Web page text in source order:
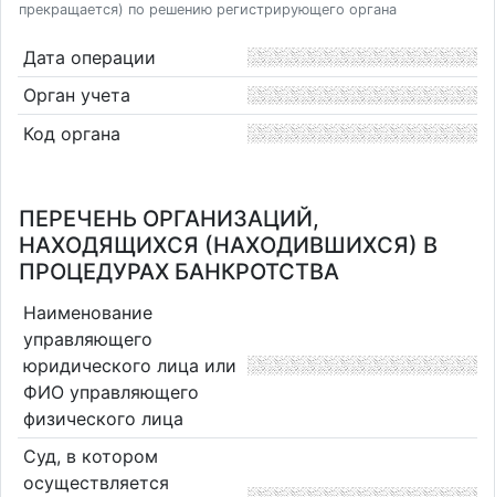
прекращается) по решению регистрирующего органа
Дата операции
Орган учета
Код органа
ПЕРЕЧЕНЬ ОРГАНИЗАЦИЙ,
НАХОДЯЩИХСЯ (НАХОДИВШИХСЯ) В
ПРОЦЕДУРАХ БАНКРОТСТВА
Наименование
управляющего
юридического лица или
ФИО управляющего
физического лица
Суд, в котором
осуществляется